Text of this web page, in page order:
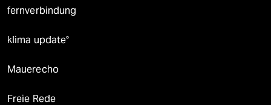
fernverbindung
klima update°
Mauerecho
Freie Rede